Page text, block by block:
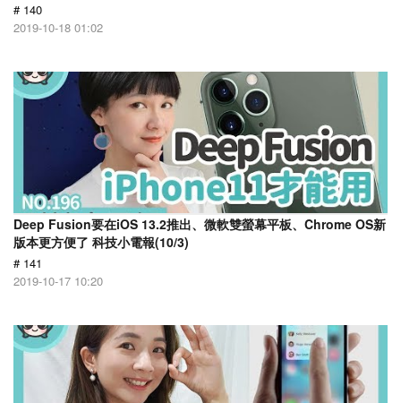
# 140
2019-10-18 01:02
Deep Fusion要在iOS 13.2推出、微軟雙螢幕平板、Chrome OS新
版本更方便了 科技小電報(10/3)
# 141
2019-10-17 10:20